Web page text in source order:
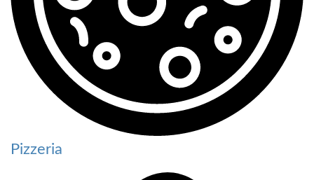
Pizzeria